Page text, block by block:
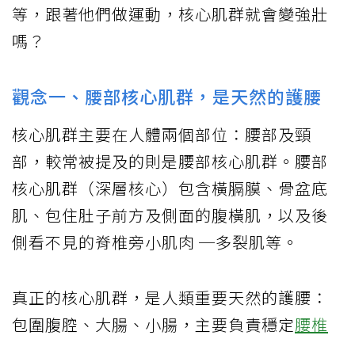
等，跟著他們做運動，核心肌群就會變強壯
嗎？
觀念一、腰部核心肌群，是天然的護腰
核心肌群主要在人體兩個部位：腰部及頸
部，較常被提及的則是腰部核心肌群。腰部
核心肌群（深層核心）包含橫膈膜、骨盆底
肌、包住肚子前方及側面的腹橫肌，以及後
側看不見的脊椎旁小肌肉 ─多裂肌等。
真正的核心肌群，是人類重要天然的護腰：
包圍腹腔、大腸、小腸，主要負責穩定腰椎